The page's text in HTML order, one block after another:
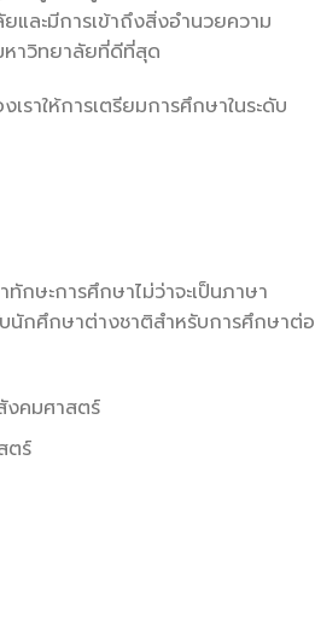
และมีการเข้าถึงสิ่งอำนวยความ
หาวิทยาลัยที่ดีที่สุด
าให้การเตรียมการศึกษาในระดับ
กษะการศึกษาไม่ว่าจะเป็นภาษา
นักศึกษาต่างชาติสำหรับการศึกษาต่อ
งคมศาสตร์
ตร์